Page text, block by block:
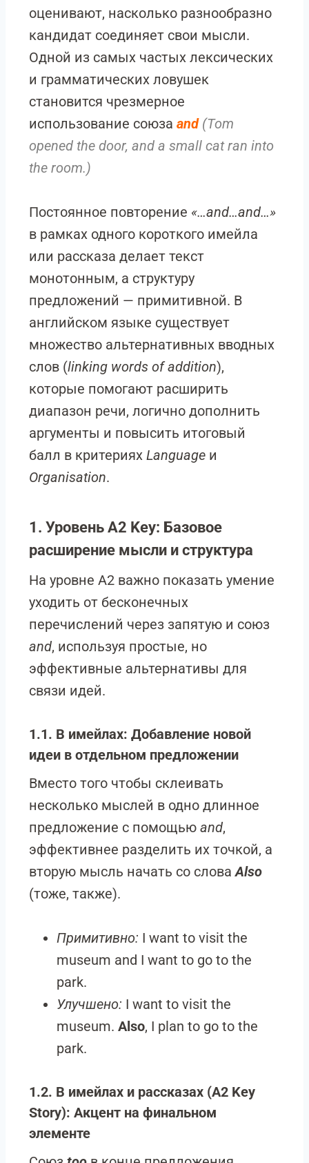
оценивают, насколько разнообразно
кандидат соединяет свои мысли.
Одной из самых частых лексических
и грамматических ловушек
становится чрезмерное
использование союза and (Tom
opened the door, and a small cat ran into
the room.)
Постоянное повторение «…and…and…»
в рамках одного короткого имейла
или рассказа делает текст
монотонным, а структуру
предложений — примитивной. В
английском языке существует
множество альтернативных вводных
слов (linking words of addition),
которые помогают расширить
диапазон речи, логично дополнить
аргументы и повысить итоговый
балл в критериях Language и
Organisation.
1. Уровень A2 Key: Базовое
расширение мысли и структура
На уровне A2 важно показать умение
уходить от бесконечных
перечислений через запятую и союз
and, используя простые, но
эффективные альтернативы для
связи идей.
1.1. В имейлах: Добавление новой
идеи в отдельном предложении
Вместо того чтобы склеивать
несколько мыслей в одно длинное
предложение с помощью and,
эффективнее разделить их точкой, а
вторую мысль начать со слова Also
(тоже, также).
Примитивно: I want to visit the
museum and I want to go to the
park.
Улучшено: I want to visit the
museum. Also, I plan to go to the
park.
1.2. В имейлах и рассказах (A2 Key
Story): Акцент на финальном
элементе